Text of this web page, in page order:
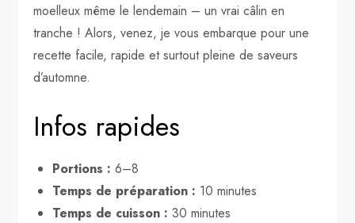
moelleux même le lendemain – un vrai câlin en
tranche ! Alors, venez, je vous embarque pour une
recette facile, rapide et surtout pleine de saveurs
d’automne.
Infos rapides
Portions : 6–8
Temps de préparation : 10 minutes
Temps de cuisson : 30 minutes